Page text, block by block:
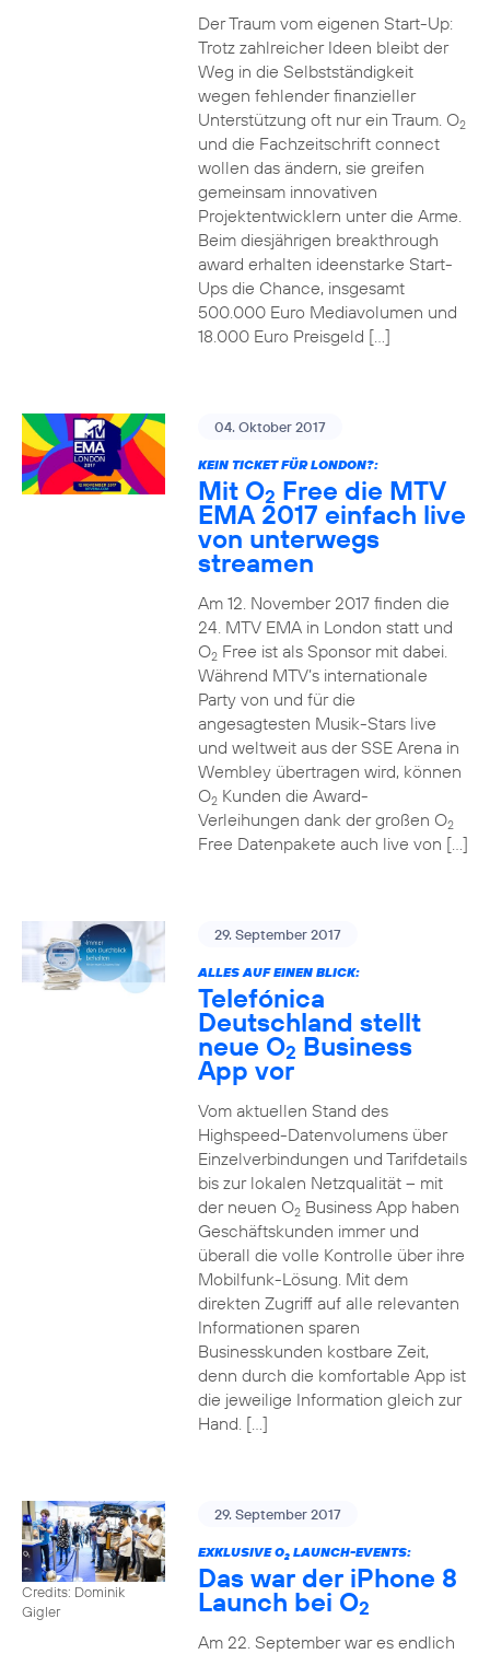
Der Traum vom eigenen Start-Up:
Trotz zahlreicher Ideen bleibt der
Weg in die Selbstständigkeit
wegen fehlender finanzieller
Unterstützung oft nur ein Traum. O2
und die Fachzeitschrift connect
wollen das ändern, sie greifen
gemeinsam innovativen
Projektentwicklern unter die Arme.
Beim diesjährigen breakthrough
award erhalten ideenstarke Start-
Ups die Chance, insgesamt
500.000 Euro Mediavolumen und
18.000 Euro Preisgeld […]
04. Oktober 2017
KEIN TICKET FÜR LONDON?:
Mit O2 Free die MTV
EMA 2017 einfach live
von unterwegs
streamen
Am 12. November 2017 finden die
24. MTV EMA in London statt und
O2Free ist als Sponsor mit dabei.
Während MTV’s internationale
Party von und für die
angesagtesten Musik-Stars live
und weltweit aus der SSE Arena in
Wembley übertragen wird, können
O2Kunden die Award-
Verleihungen dank der großen O2
Free Datenpakete auch live von […]
29. September 2017
ALLES AUF EINEN BLICK:
Telefónica
Deutschland stellt
neue O2 Business
App vor
Vom aktuellen Stand des
Highspeed-Datenvolumens über
Einzelverbindungen und Tarifdetails
bis zur lokalen Netzqualität – mit
der neuen O2Business App haben
Geschäftskunden immer und
überall die volle Kontrolle über ihre
Mobilfunk-Lösung. Mit dem
direkten Zugriff auf alle relevanten
Informationen sparen
Businesskunden kostbare Zeit,
denn durch die komfortable App ist
die jeweilige Information gleich zur
Hand. […]
Credits: Dominik
Gigler
29. September 2017
EXKLUSIVE O2LAUNCH-EVENTS:
Das war der iPhone 8
Launch bei O2
Am 22. September war es endlich